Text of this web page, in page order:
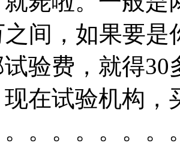
之间，如果要
验费，就得
在试验机构，
。。。。。